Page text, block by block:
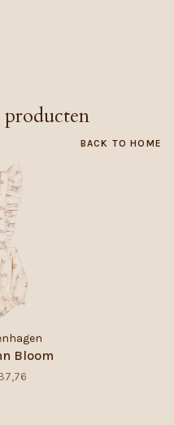
producten
BACK TO HOME
Bloom